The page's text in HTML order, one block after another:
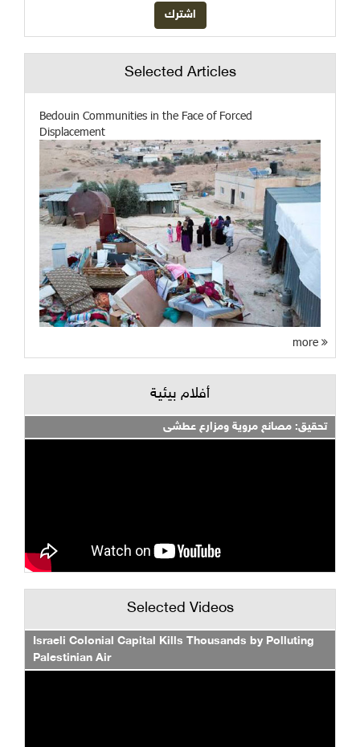
Selected Articles
Bedouin Communities in the Face of Forced
Displacement
أفلام بيئية
تحقيق: مصانع مروية ومزارع عطشى
Selected Videos
Israeli Colonial Capital Kills Thousands by Polluting
Palestinian Air